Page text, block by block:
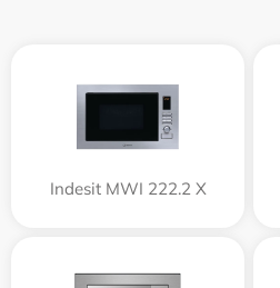
Indesit MWI 222.2 X